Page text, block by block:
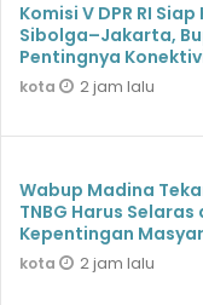
Komisi V DPR RI
Sibolga–Jakarta,
Pentingnya
kota 2 jam lalu
Wabup Madina
TNBG Harus Selaras
Kepentingan
kota 2 jam lalu